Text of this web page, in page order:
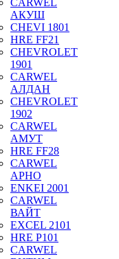
CARWEL
АКУШ
CHEVI 1801
HRE FF21
CHEVROLET
1901
CARWEL
АЛДАН
CHEVROLET
1902
CARWEL
АМУТ
HRE FF28
CARWEL
АРНО
ENKEI 2001
CARWEL
ВАЙТ
EXCEL 2101
HRE P101
CARWEL